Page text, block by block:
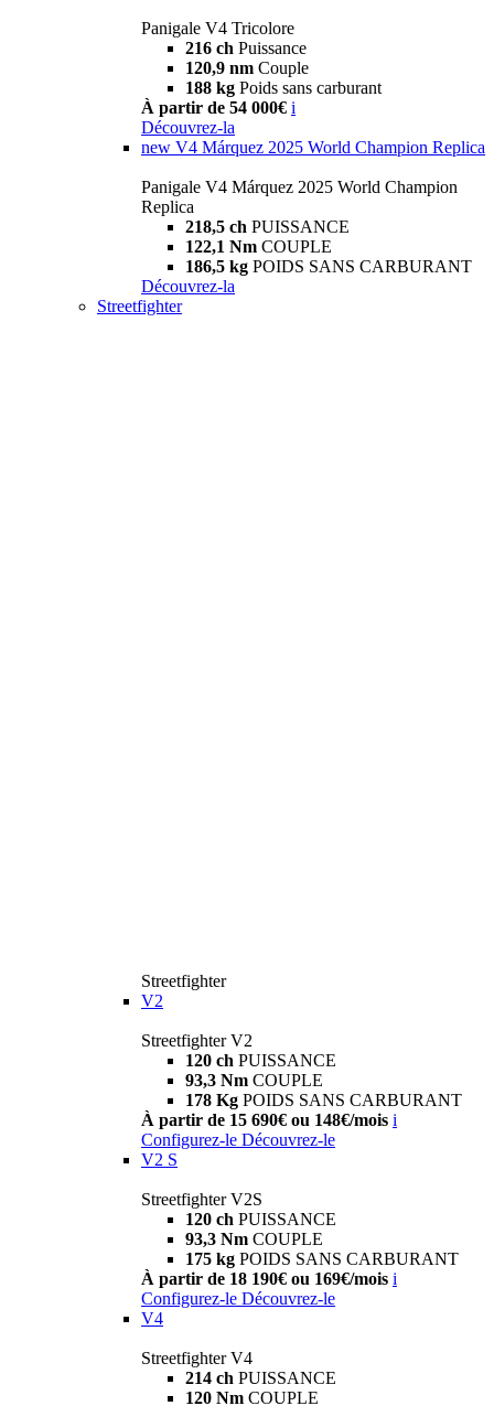
Panigale V4 Tricolore
216 ch Puissance
120,9 nm Couple
188 kg Poids sans carburant
À partir de 54 000€ i
Découvrez-la
new V4 Márquez 2025 World Champion Replica
Panigale V4 Márquez 2025 World Champion
Replica
218,5 ch PUISSANCE
122,1 Nm COUPLE
186,5 kg POIDS SANS CARBURANT
Découvrez-la
Streetfighter
Streetfighter
V2
Streetfighter V2
120 ch PUISSANCE
93,3 Nm COUPLE
178 Kg POIDS SANS CARBURANT
À partir de 15 690€ ou 148€/mois i
Configurez-le Découvrez-le
V2 S
Streetfighter V2S
120 ch PUISSANCE
93,3 Nm COUPLE
175 kg POIDS SANS CARBURANT
À partir de 18 190€ ou 169€/mois i
Configurez-le Découvrez-le
V4
Streetfighter V4
214 ch PUISSANCE
120 Nm COUPLE